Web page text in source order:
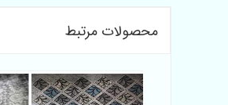
محصولات مرتبط